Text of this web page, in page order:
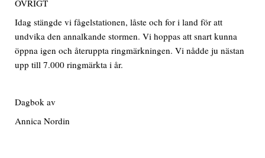
ÖVRIGT
Idag stängde vi fågelstationen, låste och for i land för att
undvika den annalkande stormen. Vi hoppas att snart kunna
öppna igen och återuppta ringmärkningen. Vi nådde ju nästan
upp till 7.000 ringmärkta i år.
Dagbok av
Annica Nordin